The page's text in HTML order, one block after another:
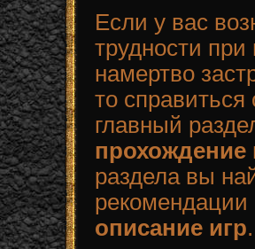
Если у вас
трудности
намертво
то
главный
прохождение
раздела вы
описание игр.